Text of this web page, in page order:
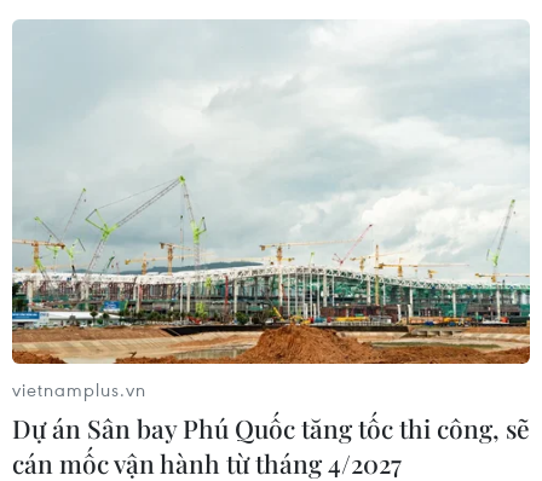
vietnamplus.vn
Dự án Sân bay Phú Quốc tăng tốc thi công, sẽ
cán mốc vận hành từ tháng 4/2027